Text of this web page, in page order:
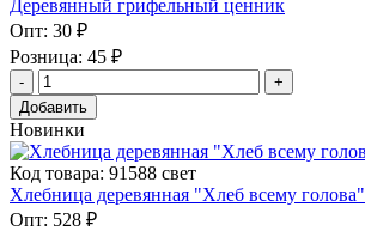
Деревянный грифельный ценник
Опт: 30 ₽
Розница: 45 ₽
Добавить
Новинки
Код товара: 91588 свет
Хлебница деревянная "Хлеб всему голова"
Опт: 528 ₽